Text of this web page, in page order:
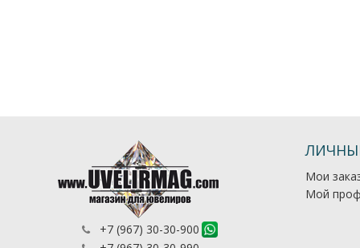
+7 (967) 30-30-900
Мои
Мой